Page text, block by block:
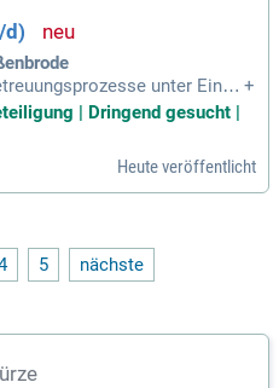
d)
unter Einbe
und qualitätsrelevanter Asp
und führst die Dienst- und
+
| Dringend gesucht |
Heute veröffentlicht
5 nächste